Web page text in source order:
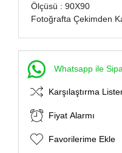
Ölçüsü : 90X90
Fotoğrafta Çekimden
Whatsapp ile
Karşılaştırma
Fiyat Alarmı
Favorilerime Ekle